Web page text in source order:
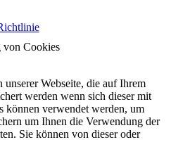
von Cookies
Webseite, die auf Ihrem
werden wenn sich dieser mit
können verwendet werden, um
um Ihnen die Verwendung der
Sie können von dieser oder